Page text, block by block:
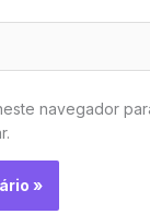
navegador